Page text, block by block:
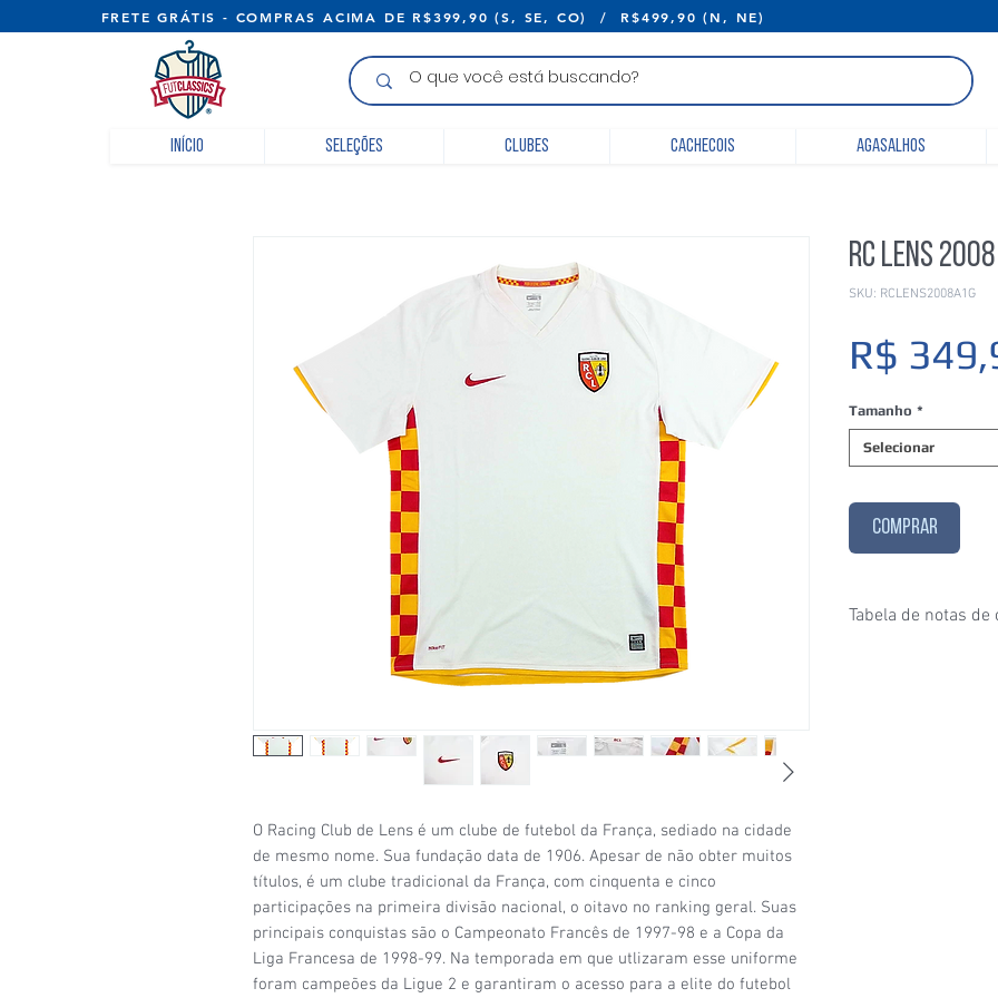
FRETE GRÁTIS - COMPRAS ACIMA DE R$399,90 (S, SE, CO) / R$499,90 (N,
Início Seleções Clubes Cachecois Agasalhos
O Racing Club de Lens é um clube de futebol da França, sediado na cidade
de mesmo nome. Sua fundação data de 1906. Apesar de não obter muitos
títulos, é um clube tradicional da França, com cinquenta e cinco
participações na primeira divisão nacional, o oitavo no ranking geral. Suas
principais conquistas são o Campeonato Francês de 1997-98 e a Copa da
Liga Francesa de 1998-99. Na temporada em que utlizaram esse uniforme
foram campeões da Ligue 2 e garantiram o acesso para a elite do futebol
RC Lens
SKU: RCLENS2008A1G
R$
Tamanho *
Selecionar
COMPRAR
Tabela de notas de